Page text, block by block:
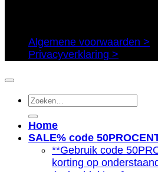
Algemene voorwaarden >
Privacyverklaring >
Zoeken
naar:
Home
SALE% code
**Gebruik code
korting op